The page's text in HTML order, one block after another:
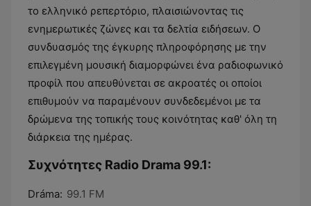
το ελληνικό ρεπερτόριο, πλαισιώνοντας τις
ενημερωτικές ζώνες και τα δελτία ειδήσεων. Ο
συνδυασμός της έγκυρης πληροφόρησης με την
επιλεγμένη μουσική διαμορφώνει ένα ραδιοφωνικό
προφίλ που απευθύνεται σε ακροατές οι οποίοι
επιθυμούν να παραμένουν συνδεδεμένοι με τα
δρώμενα της τοπικής τους κοινότητας καθ' όλη τη
διάρκεια της ημέρας.
Συχνότητες Radio Drama 99.1:
Dráma: 99.1 FM